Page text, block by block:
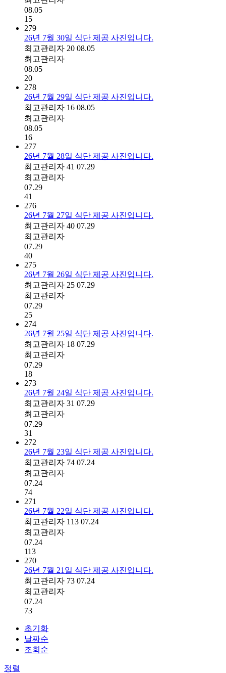
08.05
15
279
26년 7월 30일 식단 제공 사진입니다.
최고관리자 20 08.05
최고관리자
08.05
20
278
26년 7월 29일 식단 제공 사진입니다.
최고관리자 16 08.05
최고관리자
08.05
16
277
26년 7월 28일 식단 제공 사진입니다.
최고관리자 41 07.29
최고관리자
07.29
41
276
26년 7월 27일 식단 제공 사진입니다.
최고관리자 40 07.29
최고관리자
07.29
40
275
26년 7월 26일 식단 제공 사진입니다.
최고관리자 25 07.29
최고관리자
07.29
25
274
26년 7월 25일 식단 제공 사진입니다.
최고관리자 18 07.29
최고관리자
07.29
18
273
26년 7월 24일 식단 제공 사진입니다.
최고관리자 31 07.29
최고관리자
07.29
31
272
26년 7월 23일 식단 제공 사진입니다.
최고관리자 74 07.24
최고관리자
07.24
74
271
26년 7월 22일 식단 제공 사진입니다.
최고관리자 113 07.24
최고관리자
07.24
113
270
26년 7월 21일 식단 제공 사진입니다.
최고관리자 73 07.24
최고관리자
07.24
73
초기화
날짜순
조회순
정렬